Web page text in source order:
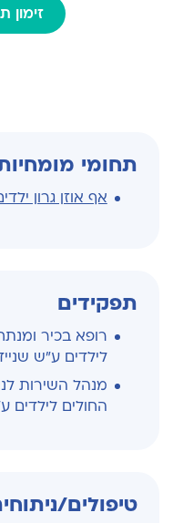
זימון
תחומי
אף אוזן גרון
תפקידים
רופא בכיר
לילדים ע"ש
מנהל השירות
החולים לילדים
טיפולים/